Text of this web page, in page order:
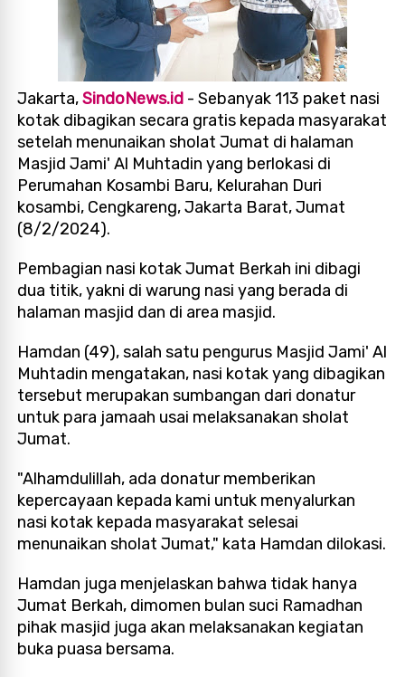
Jakarta,SindoNews.id - Sebanyak 113 paket nasi
kotak dibagikan secara gratis kepada masyarakat
setelah menunaikan sholat Jumat di halaman
Masjid Jami' Al Muhtadin yang berlokasi di
Perumahan Kosambi Baru, Kelurahan Duri
kosambi, Cengkareng, Jakarta Barat, Jumat
(8/2/2024).
Pembagian nasi kotak Jumat Berkah ini dibagi
dua titik, yakni di warung nasi yang berada di
halaman masjid dan di area masjid.
Hamdan (49), salah satu pengurus Masjid Jami' Al
Muhtadin mengatakan, nasi kotak yang dibagikan
tersebut merupakan sumbangan dari donatur
untuk para jamaah usai melaksanakan sholat
Jumat.
"Alhamdulillah, ada donatur memberikan
kepercayaan kepada kami untuk menyalurkan
nasi kotak kepada masyarakat selesai
menunaikan sholat Jumat," kata Hamdan dilokasi.
Hamdan juga menjelaskan bahwa tidak hanya
Jumat Berkah, dimomen bulan suci Ramadhan
pihak masjid juga akan melaksanakan kegiatan
buka puasa bersama.